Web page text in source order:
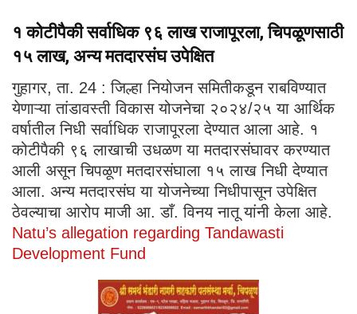
१ कोटीपैकी सर्वाधिक ९६ लाख राजापूरला, चिपळूणसाठी
१५ लाख, अन्य मतदारसंघ उपेक्षित
गुहागर, ता. 24 : जिल्हा नियोजन समितीकडून राबविण्यात
येणाऱ्या तांडावस्ती विकास योजनेचा २०२४/२५ या आर्थिक
वर्षातील निधी सर्वाधिक राजापूरला देण्यात आला आहे. १
कोटीपैकी ९६ लाखाची उधळण या मतदारसंघावर करण्यात
आली असून चिपळूण मतदारसंघाला १५ लाख निधी देण्यात
आला. अन्य मतदारसंघ या योजनेच्या निधीपासून उपेक्षित
ठेवल्याचा आरोप माजी आ. डाँ. विनय नातू यांनी केला आहे.
Natu’s allegation regarding Tandawasti
Development Fund